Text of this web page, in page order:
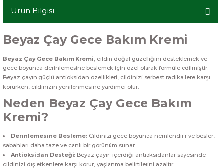
Ürün Bilgisi
Beyaz Çay Gece Bakım Kremi
Beyaz Çay Gece Bakım Kremi, cildin doğal güzelliğini desteklemek ve
gece boyunca derinlemesine beslemek için özel olarak formüle edilmiştir.
Beyaz çayın güçlü antioksidan özellikleri, cildinizi serbest radikallere karşı
korurken, cildinizin yenilenmesine yardımcı olur.
Neden Beyaz Çay Gece Bakım
Kremi?
Derinlemesine Besleme: Cildinizi gece boyunca nemlendirir ve besler,
sabahları daha taze ve canlı bir görünüm sunar.
Antioksidan Desteği: Beyaz çayın içerdiği antioksidanlar sayesinde
cildinizi dış etkenlere karşı korur, yaşlanma belirtilerini azaltır.